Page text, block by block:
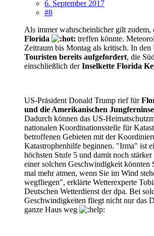
6. September 2017
#8
Als immer wahrscheinlicher gilt zudem,
Florida
treffen könnte.
Zeitraum bis Montag als kritisch. In
Touristen bereits aufgefordert, die
einschließlich derInselkette Florida
US-Präsident Donald Trump rief für
und die Amerikanischen
Dadurch können das US-
nationalen Koordinationsstelle für
betroffenen Gebieten mit der
Katastrophenhilfe beginnen. "Irma" ist
höchsten Stufe 5 und damit noch
einer solchen Geschwindigkeit könnten
mal mehr atmen, wenn Sie im Wind
wegfliegen", erklärte Wetterexperte
Deutschen Wetterdienst der dpa. Bei
Geschwindigkeiten fliegt nicht nur das
ganze Haus weg